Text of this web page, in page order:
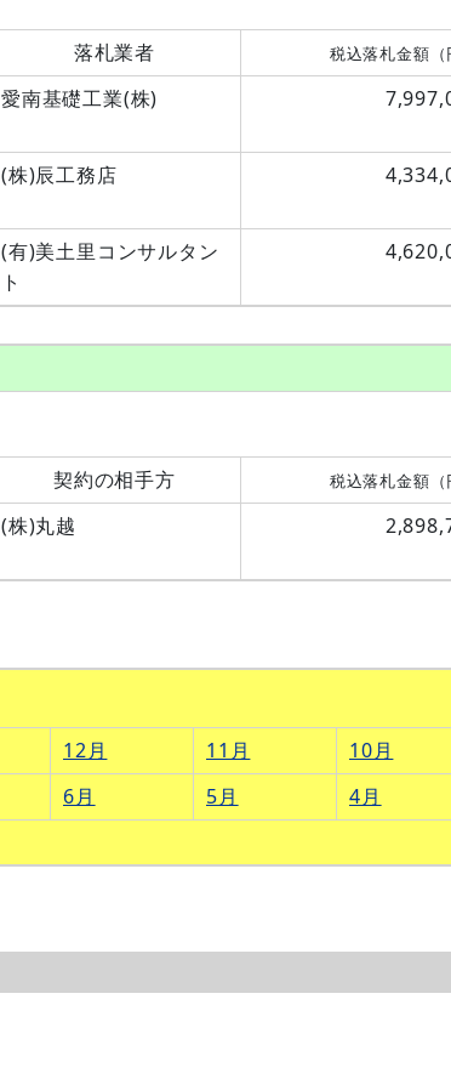
落札業者 税込落札金額（
愛南基礎工業(株)
(株)辰工務店
(有)美土里コンサルタン
ト
契約の相手方 税込落札金額（
(株)丸越
12月 11月
10月
6月 5月 4月